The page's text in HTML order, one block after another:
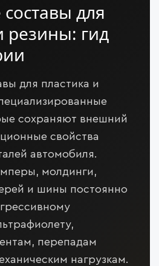
для
резины: гид
для пластика и
сохраняют внешний
свойства
автомобиля.
молдинги,
и шины постоянно
перепадам
нагрузкам.